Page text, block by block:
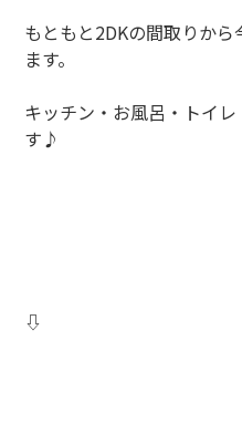
もともと2DKの間取りか
ます。
キッチン・お風呂・トイ
す♪
⇩